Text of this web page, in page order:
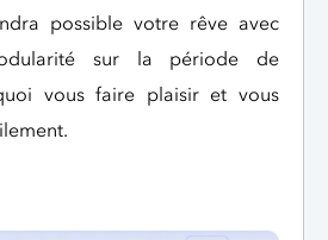
possible votre rêve avec
sur la période de
vous faire plaisir et vous